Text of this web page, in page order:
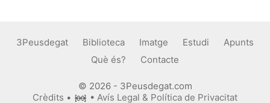
3Peusdegat Biblioteca Imatge Estudi
Apunts
Què és?
Contacte
© 2026 - 3Peusdegat.com
Crèdits • •Avís Legal & Política de Privacitat